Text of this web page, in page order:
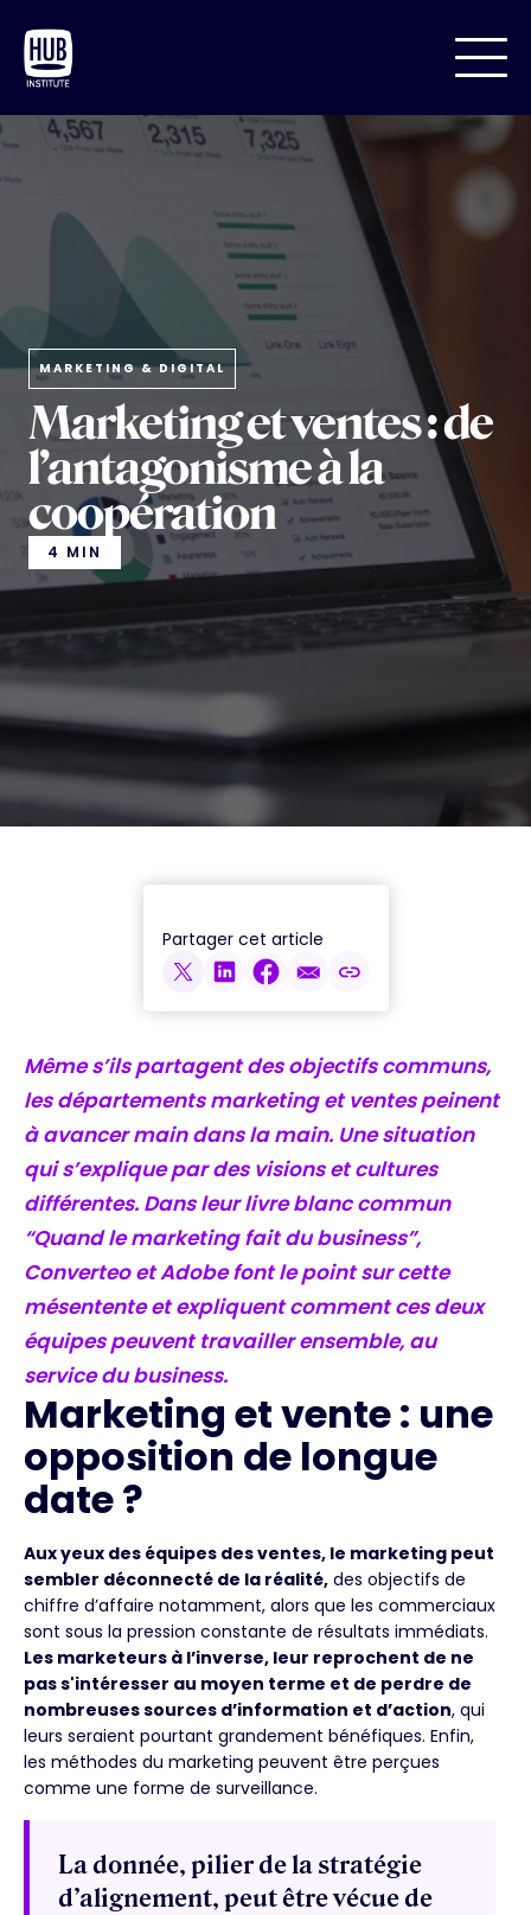
MARKETING & DIGITAL
Marketing et ventes : de
l’antagonisme à la
coopération
4 MIN
Partager cet article
Même s’ils partagent des objectifs communs,
les départements marketing et ventes peinent
à avancer main dans la main. Une situation
qui s’explique par des visions et cultures
différentes. Dans leur livre blanc commun
“Quand le marketing fait du business”,
Converteo et Adobe font le point sur cette
mésentente et expliquent comment ces deux
équipes peuvent travailler ensemble, au
service du business.
Marketing et vente : une
opposition de longue
date ?
Aux yeux des équipes des ventes, le marketing peut
sembler déconnecté de la réalité, des objectifs de
chiffre d’affaire notamment, alors que les commerciaux
sont sous la pression constante de résultats immédiats.
Les marketeurs à l’inverse, leur reprochent de ne
pas s'intéresser au moyen terme et de perdre de
nombreuses sources d’information et d’action, qui
leurs seraient pourtant grandement bénéfiques. Enfin,
les méthodes du marketing peuvent être perçues
comme une forme de surveillance.
La donnée, pilier de la stratégie
d’alignement, peut être vécue de